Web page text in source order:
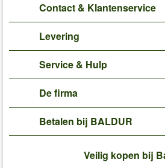
Contact & Klantenservice
Levering
Service & Hulp
De firma
Betalen bij BALDUR
Veilig kopen bij